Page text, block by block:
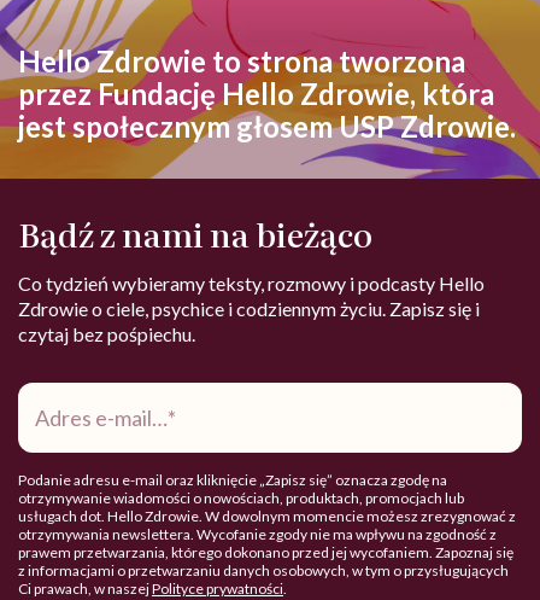
Hello Zdrowie to strona tworzona
przez Fundację Hello Zdrowie, która
jest społecznym głosem USP Zdrowie.
Bądź z nami na bieżąco
Co tydzień wybieramy teksty, rozmowy i podcasty Hello
Zdrowie o ciele, psychice i codziennym życiu. Zapisz się i
czytaj bez pośpiechu.
Adres
mail*
Podanie adresu e-mail oraz kliknięcie „Zapisz się” oznacza zgodę na
otrzymywanie wiadomości o nowościach, produktach, promocjach lub
usługach dot. Hello Zdrowie. W dowolnym momencie możesz zrezygnować z
otrzymywania newslettera. Wycofanie zgody nie ma wpływu na zgodność z
prawem przetwarzania, którego dokonano przed jej wycofaniem. Zapoznaj się
z informacjami o przetwarzaniu danych osobowych, w tym o przysługujących
Ci prawach, w naszejPolityce prywatności.